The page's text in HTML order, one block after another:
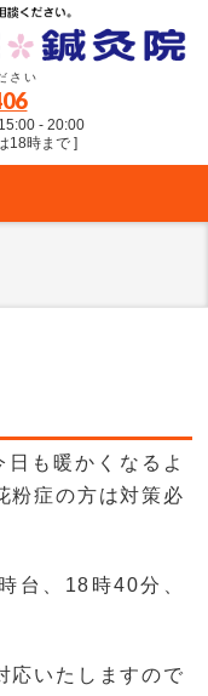
さい
- 20:00
18時まで ]
も暖かくなるよ
症の方は対策必
台、18時40分、
応いたしますので